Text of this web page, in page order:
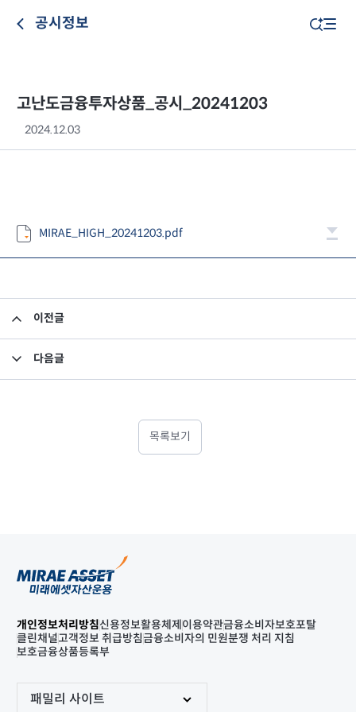
공시정보
고난도금융투자상품_공시_20241203
2024.12.03
MIRAE_HIGH_20241203.pdf
이전글
다음글
목록보기
개인정보처리방침신용정보활용체제 이용약관금융소비자보호포탈
클린채널고객정보 취급방침금융소비자의 민원분쟁 처리 지침
보호금융상품등록부
패밀리 사이트